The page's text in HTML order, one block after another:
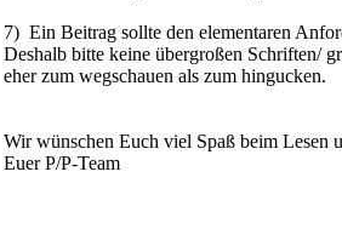
7) Ein Beitrag sollte den elementaren
Deshalb bitte keine übergroßen Schriften/
eher zum wegschauen als zum hingucken.
Wir wünschen Euch viel Spaß beim Lesen
Euer P/P-Team